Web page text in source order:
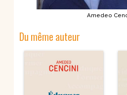
Amedeo
Du même auteur